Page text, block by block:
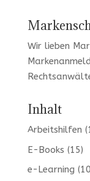
Wir lieben
Inhalt
Arbeitshilfen
E-Books (15)
e-Learning